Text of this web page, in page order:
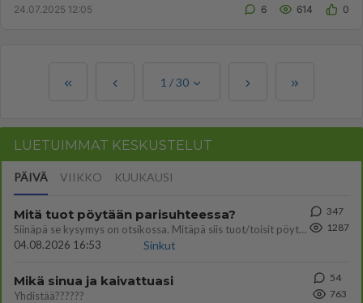
24.07.2025 12:05 6 614 0
1 /30
LUETUIMMAT KESKUSTELUT
PÄIVÄ VIIKKO KUUKAUSI
Mitä tuot pöytään parisuhteessa?
Siinäpä se kysymys on otsikossa. Mitäpä siis tuot/toisit pöytään parisuhteessa? Oletko mies vai nainen? Koetko sen mitä
04.08.2026 16:53
Sinkut
347
1287
Mikä sinua ja kaivattuasi
Yhdistää??????
54
763